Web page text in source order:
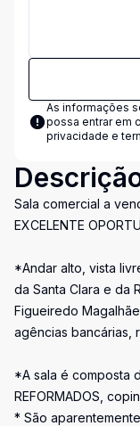
As informações
possa entrar em
privacidade e
Sala comercial a
EXCELENTE
*Andar alto, vista
da Santa Clara e da
Figueiredo
agências bancárias,
*A sala é composta
REFORMADOS,
* São